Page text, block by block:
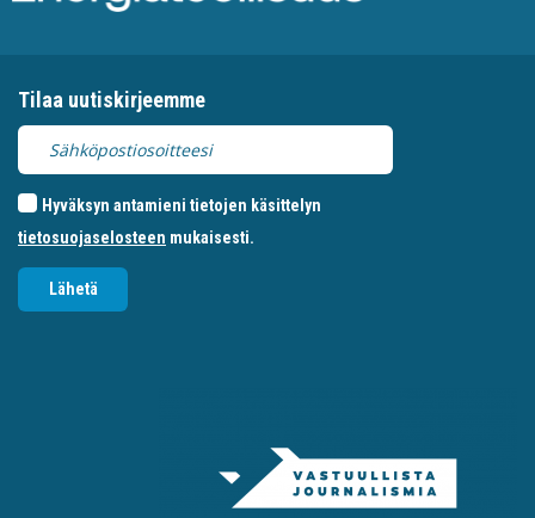
Tilaa uutiskirjeemme
Hyväksyn antamieni tietojen käsittelyn
tietosuojaselosteen mukaisesti.
Lähetä